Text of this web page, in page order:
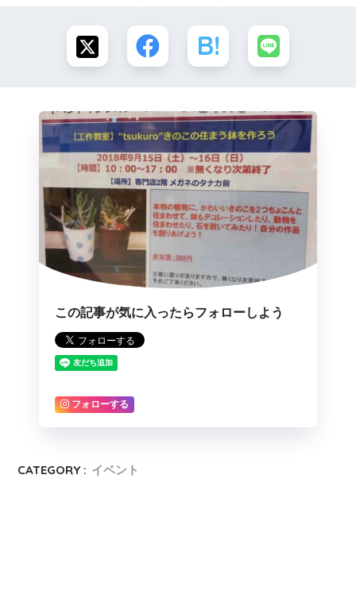
この記事が気に入ったらフォローしよう
フォローする
CATEGORY : イベント